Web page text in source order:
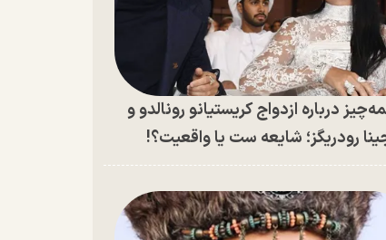
درباره ازدواج کریستیانو رونالدو و
رودریگز؛ شایعه ست یا واقعیت؟!